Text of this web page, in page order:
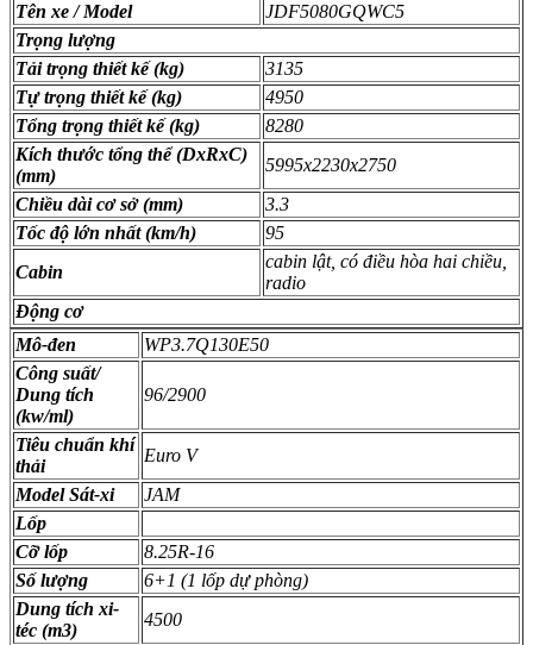
Tên xe / Model
JDF5080GQWC5
Trọng lượng
Tải trọng thiết kế (kg)
3135
Tự trọng thiết kế (kg)
4950
Tổng trọng thiết kế (kg)
8280
Kích thước tổng thể (DxRxC)
(mm)
5995x2230x2750
Chiều dài cơ sở (mm)
3.3
Tốc độ lớn nhất (km/h)
95
Cabin
cabin lật, có điều hòa hai chiều,
radio
Động cơ
Mô-đen
WP3.7Q130E50
Công suất/
Dung tích
(kw/ml)
96/2900
Tiêu chuẩn khí
thải
Euro V
Model Sát-xi
JAM
Lốp
Cỡ lốp
8.25R-16
Số lượng
6+1 (1 lốp dự phòng)
Dung tích xi-
téc (m3)
4500